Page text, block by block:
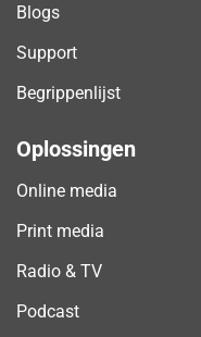
Blogs
Support
Begrippenlijst
Oplossingen
Online media
Print media
Radio & TV
Podcast